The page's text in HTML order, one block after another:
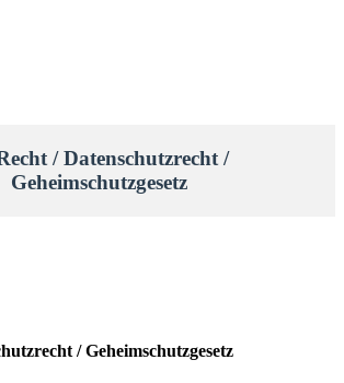
/ Datenschutzrecht /
Geheimschutzgesetz
/ Geheimschutzgesetz